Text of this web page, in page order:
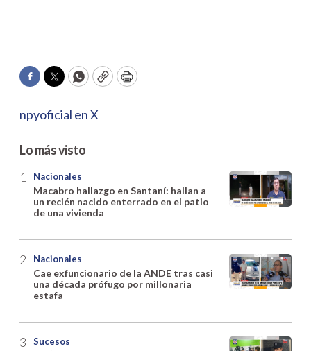
Facebook
TwitterWhatsApp
CopyPrint
npyoficial en X
Lo más visto
Nacionales
Macabro hallazgo en Santaní: hallan a
un recién nacido enterrado en el patio
de una vivienda
Nacionales
Cae exfuncionario de la ANDE tras casi
una década prófugo por millonaria
estafa
Sucesos